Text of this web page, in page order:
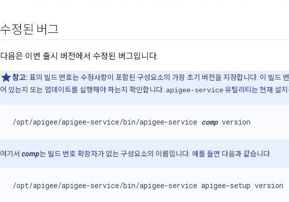
수정된 버그
다음은 이번 출시 버전에서 수정된 버그입니다.
참고: 표의 빌드 번호는 수정사항이 포함된 구성요소의 가장 초기 버전을 지정합니다. 이 빌드
어 있는지 또는 업데이트를 실행해야 하는지 확인합니다. apigee-service유틸리티는 현재 설
/opt/apigee/apigee-service/bin/apigee-service comp version
여기서 comp는 빌드 번호 확장자가 없는 구성요소의 이름입니다. 예를 들면 다음과 같습니다.
/opt/apigee/apigee-service/bin/apigee-service apigee-setup version